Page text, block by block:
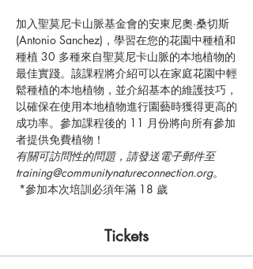
加入聖莫尼卡山脈基金會的安東尼奧·桑切斯
(Antonio Sanchez)，學習在您的花園中種植和
種植 30 多種來自聖莫尼卡山脈的本地植物的
最佳實踐。該課程將介紹可以在家庭花園中輕
鬆種植的本地植物，並介紹基本的維護技巧，
以確保在使用本地植物進行園藝時獲得更高的
成功率。參加課程後的 11 月份將向所有參加
者提供免費植物！
有關可訪問性的問題，請發送電子郵件至
training@communitynatureconnection.org。
*參加本次培訓必須年滿 18 歲
Tickets